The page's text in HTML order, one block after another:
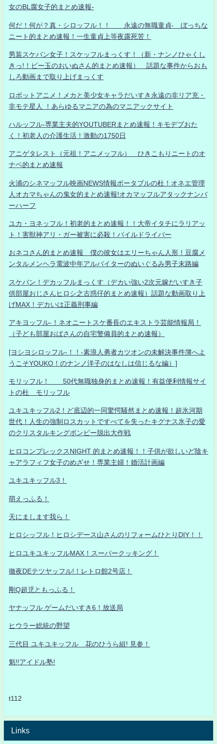
女のBL腐女子的まとめ速報-
何だ！何が？真・シロッフル！！ 永遠の無職童貞- ぼっちな
ニート的まとめ速報！一生童貞上等夜露死苦！
男装スケバン女子！スケッフルまっくす！（新・ナンノひゃくし
きっ!！ビー玉のおいぬさん的まとめ速報） 話題な事件からおも
しろ動画まで取り上げまっくす
ロボットアニメ！メカと美少女キャラだいすき永遠の非リア充・
非モテ星人 ！あらゆるマニアの為のマニアックサイト
ハルッフル-専業主夫的YOUTUBERまとめ速報！キモデブおた
く！初老人の介護生活！激動の1750日
アニゲタレスト（元祖！アニメッフル） ひきこもりニートのオ
ナベ的まとめ速報
火浦のシネマッフル映画NEWS情報ポータブルの杜！オネエ管理
人オカマちゃんの鬼女的まとめ速報!オカマッフルアタックナンバ
ーハーフ
ユカ・ヨネッフル！初老的まとめ速報！！大帝イタチにラリアッ
ト！害獣神アリ・ガー被害に必殺！パイルドライバー
おネコさん的まとめ速報 僕の彼女はエリーちゃん人形！豆腐メ
ンタルメンヘラ電波中年アルバイターのぬいぐるみ男子末路編
スケバン！デカッフルまっくす（デカい強い2次元嫁だいすき子
供部屋おじさんヒロシ之古惑仔的まとめ速報）話題な動画取り上
げMAX！デカいは正義刑事編
アキヨッフル-！ネオニートスケ番長のエキストラ芸能情報局！
（子ども部屋おばさんの自宅警備員的まとめ速報）
[ヨシヨシロッフル-！！-素浪人勇者カツオンの未解決事件簿へよ
うこそYOUKO！のナンノ洋子のはなしは信じるな編）]
モリッフル！ 50代無職独身的まとめ速報！有益便利情報サイ
トの杜 モリッフル
ユキユキッフル2！ど底辺的一同驚愕騒然まとめ速報！超氷河期
世代！人生の強制ロスカットですべてを失ったキグナス氷子の愛
のクリスタルキングボンビー脱出大作戦
ヒロコンプレックスNIGHT 的まとめ速報！！子供が欲しいど陰キ
ャアラフィフ女子のめざせ！専業主婦！婚活計画編
ユキユキッフル3！
萌えっふる！
天にまします我ら！
ヒロシッフル！ヒロシデース山さんのリフォームひとりDIY！！
ヒロユキユキッフルMAX！スーパークッキング！
徹夜DEテツヤッフル!！レトロ館2号店！
剛Q超児ともっふる！
ヤナッフル ゲームだいすき6！放送局
ヒウラー総統の野望
三代目 ユキユキッフル 花のひうら組! 見参！
魁!!アイドル塾!
t112
Links